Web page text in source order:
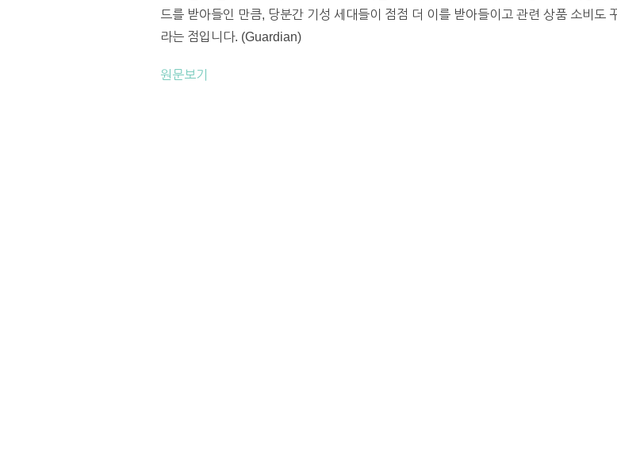
드를 받아들인 만큼, 당분간 기성 세대들이 점점 더 이를 받아들이고 관련 상품 소비도
라는 점입니다. (Guardian)
원문보기